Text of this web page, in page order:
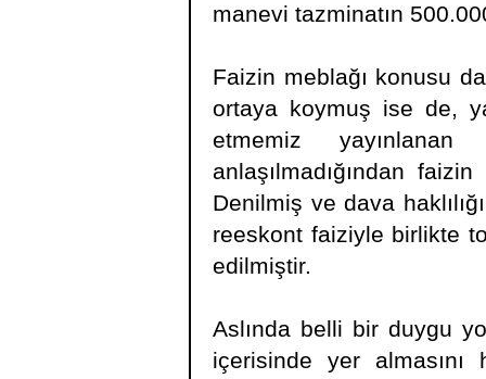
manevi tazminatın
Faizin meblağı konusu
ortaya koymuş ise de,
etmemiz
anlaşılmadığından
Denilmiş ve dava
reeskont faiziyle birlikte
edilmiştir.
Aslında belli bir duygu
içerisinde yer almasını